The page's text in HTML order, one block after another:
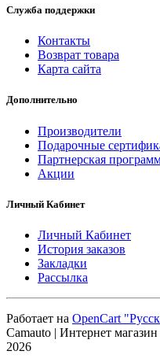
Служба поддержки
Контакты
Возврат товара
Карта сайта
Дополнительно
Производители
Подарочные
Партнерская
Акции
Личный Кабинет
Личный Кабинет
История заказов
Закладки
Рассылка
Работает на OpenCart
Camauto | Интернет
2026